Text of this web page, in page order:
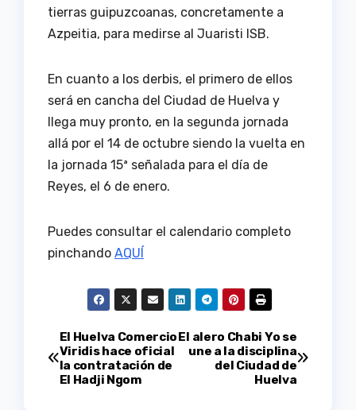
tierras guipuzcoanas, concretamente a
Azpeitia, para medirse al Juaristi ISB.
En cuanto a los derbis, el primero de ellos
será en cancha del Ciudad de Huelva y
llega muy pronto, en la segunda jornada
allá por el 14 de octubre siendo la vuelta en
la jornada 15ª señalada para el día de
Reyes, el 6 de enero.
Puedes consultar el calendario completo
pinchando AQUÍ
Navegación
de
El alero Chabi Yo se
une a la disciplina
del Ciudad de
Huelva
El Huelva Comercio
Viridis hace oficial
la contratación de
El Hadji Ngom